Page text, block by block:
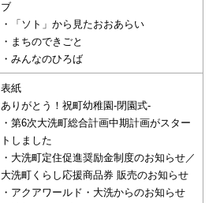
ブ
・「ソト」から見たおおあらい
・まちのできごと
・みんなのひろば
表紙
ありがとう！祝町幼稚園-閉園式-
・第6次大洗町総合計画中期計画がスター
トしました
・大洗町定住促進奨励金制度のお知らせ／
大洗町くらし応援商品券 販売のお知らせ
・アクアワールド・大洗からのお知らせ